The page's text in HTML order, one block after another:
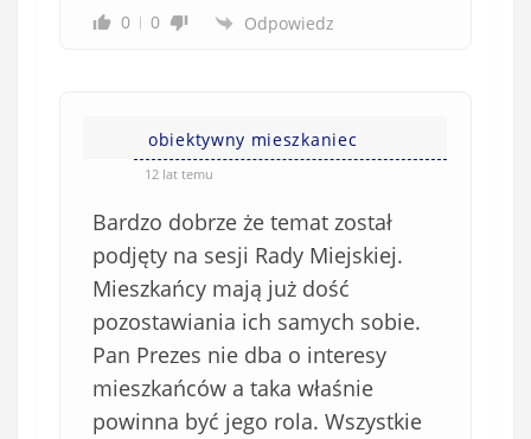
0 0 Odpowiedz
obiektywny mieszkaniec
12 lat temu
Bardzo dobrze że temat został
podjęty na sesji Rady Miejskiej.
Mieszkańcy mają już dość
pozostawiania ich samych sobie.
Pan Prezes nie dba o interesy
mieszkańców a taka właśnie
powinna być jego rola. Wszystkie